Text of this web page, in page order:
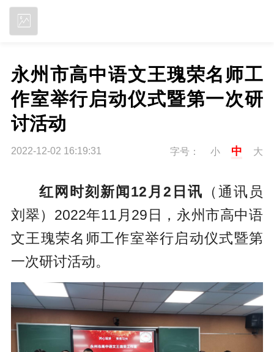
永州市高中语文王瑰荣名师工
作室举行启动仪式暨第一次研
讨活动
2022-12-02 16:19:31 字号： 小 中 大
红网时刻新闻12月2日讯 （通讯员
刘翠）2022年11月29日，永州市高中语
文王瑰荣名师工作室举行启动仪式暨第
一次研讨活动。